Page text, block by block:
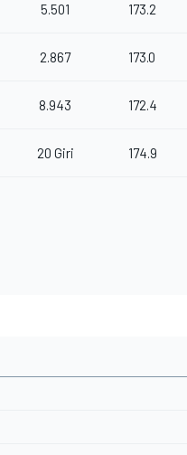
5.501 173.2
2.867 173.0
8.943 172.4
20 Giri 174.9